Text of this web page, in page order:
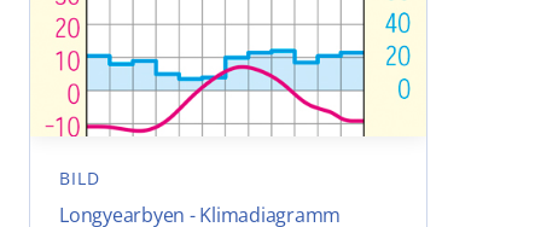
BILD
Longyearbyen - Klimadiagramm